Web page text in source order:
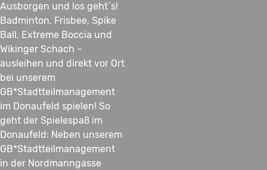
Ausborgen und los geht´s!
Badminton, Frisbee, Spike
Ball, Extreme Boccia und
Wikinger Schach –
ausleihen und direkt vor Ort
bei unserem
GB*Stadtteilmanagement
im Donaufeld spielen! So
geht der Spielespaß im
Donaufeld: Neben unserem
GB*Stadtteilmanagement
in der Nordmanngasse